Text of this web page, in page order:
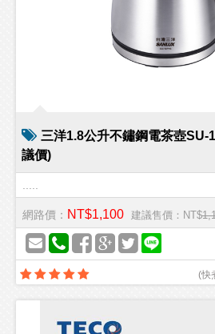
三洋1.8公升不鏽鋼電茶壺SU-
議價)
網路價： NT$1,100 建議售價：NT$
(快